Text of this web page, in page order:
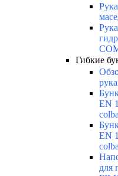
Гибкие
EN
EN
для